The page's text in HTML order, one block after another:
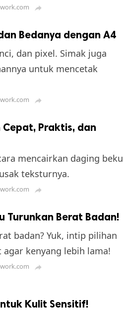

Bedanya dengan A4
dan pixel. Simak juga
untuk mencetak

Praktis, dan
mencairkan daging beku
teksturnya.

Turunkan Berat Badan!
badan? Yuk, intip pilihan
kenyang lebih lama!

Kulit Sensitif!